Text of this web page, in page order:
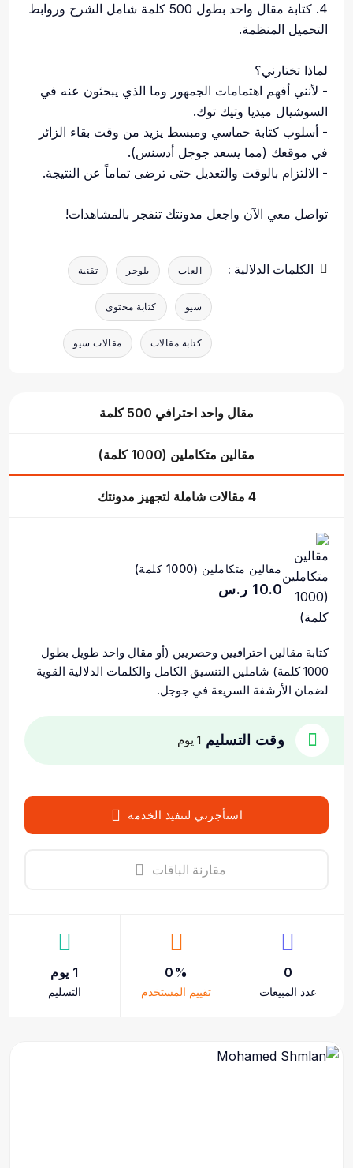
4. كتابة مقال واحد بطول 500 كلمة شامل الشرح وروابط
التحميل المنظمة.
لماذا تختارني؟
- لأنني أفهم اهتمامات الجمهور وما الذي يبحثون عنه في
السوشيال ميديا وتيك توك.
- أسلوب كتابة حماسي ومبسط يزيد من وقت بقاء الزائر
في موقعك (مما يسعد جوجل أدسنس).
- الالتزام بالوقت والتعديل حتى ترضى تماماً عن النتيجة.
تواصل معي الآن واجعل مدونتك تنفجر بالمشاهدات!
الكلمات الدلالية : العاب بلوجر تقنية
سيو كتابة محتوى
كتابة مقالات مقالات سيو
مقال واحد احترافي 500 كلمة
مقالين متكاملين (1000 كلمة)
4 مقالات شاملة لتجهيز مدونتك
مقالين متكاملين (1000 كلمة)
10.0 ر.س
كتابة مقالين احترافيين وحصريين (أو مقال واحد طويل بطول
1000 كلمة) شاملين التنسيق الكامل والكلمات الدلالية القوية
لضمان الأرشفة السريعة في جوجل.
وقت التسليم 1 يوم
استأجرني لتنفيذ الخدمة
مقارنة الباقات
0
عدد المبيعات
0%
تقييم المستخدم
1 يوم
التسليم